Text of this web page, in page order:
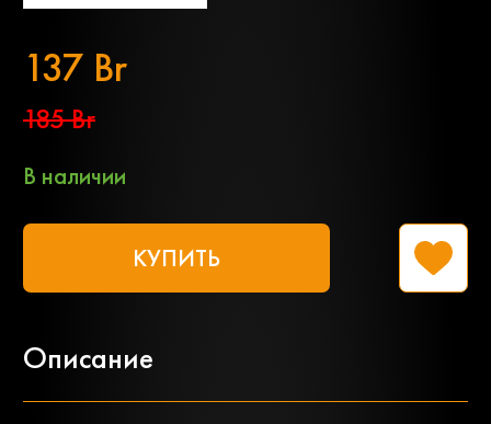
137 Br
185 Br
В наличии
КУПИТЬ
Описание